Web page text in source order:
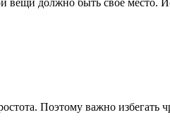
вещи должно быть свое место.
Поэтому важно избегать